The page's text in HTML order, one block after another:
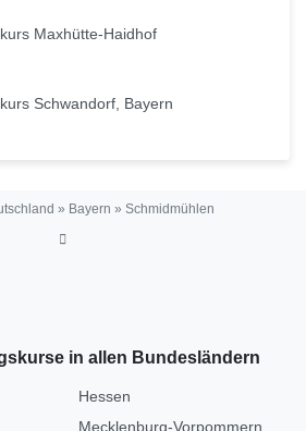
Maxhütte-Haidhof
Schwandorf, Bayern
» Bayern » Schmidmühlen
in allen Bundesländern
Hessen
Mecklenburg-Vorpommern